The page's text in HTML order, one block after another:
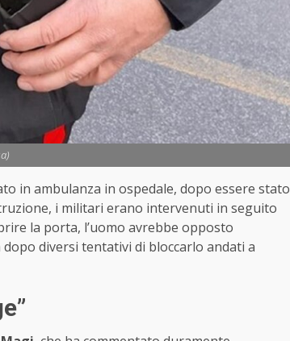
in ambulanza in ospedale, dopo essere stato
i militari erano intervenuti in seguito
la porta, l’uomo avrebbe opposto
diversi tentativi di bloccarlo andati a